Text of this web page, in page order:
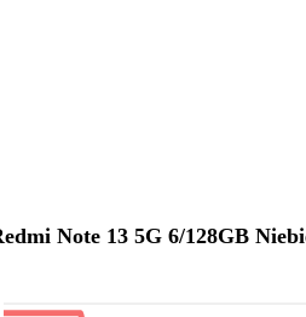
Note 13 5G 6/128GB